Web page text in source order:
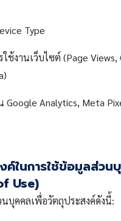
Type
ช้งานเว็บไซต์ (Page Views,
Google Analytics, Meta
ค์ในการใช้ข้อมูลส่วน
Use)
นบุคคลเพื่อวัตถุประสงค์ดังนี้: